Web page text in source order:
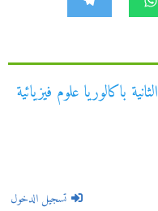
باكالوريا علوم فيزيائية
تسجيل الدخول